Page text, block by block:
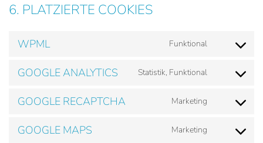
6. PLATZIERTE COOKIES
WPML Funktional
Consent
service
GOOGLE ANALYTICS Statistik, Funktional
Consent
service
analytics
GOOGLE RECAPTCHA Marketing
Consent
service
GOOGLE MAPS Marketing
Consent